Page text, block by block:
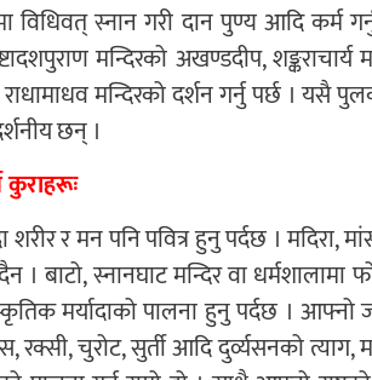
विधिवत् स्नान गरी दान पुण्य आदि कर्म
मन्दिरको अखण्डदीप, शङ्कराचार्य
राधामाधव मन्दिरको दर्शन गर्नु पर्छ । यसै
छन् ।
कुराहरूः
शरीर र मन पनि पवित्र हुनु पर्दछ ।
। बाटो, स्नानघाट मन्दिर वा
मर्यादाको पालना हुनु पर्दछ । आफ्नो
चुरोट, सुर्ती आदि दुर्व्यसनको त्याग,